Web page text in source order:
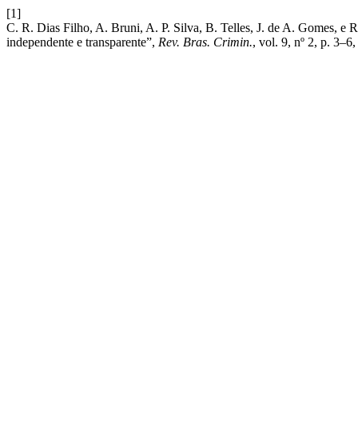
[1]
C. R. Dias Filho, A. Bruni, A. P. Silva, B. Telles, J. de A. Gomes, e
independente e transparente”, Rev. Bras. Crimin., vol. 9, nº 2, p.